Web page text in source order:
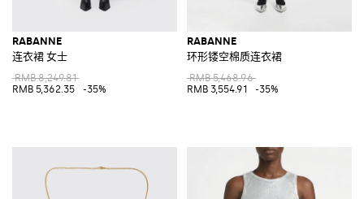
RABANNE
连衣裙 女士
RMB 8,249.81
RMB 5,362.35
-35%
RABANNE
环形镂空棉质连衣裙
RMB 5,468.96
RMB 3,554.91
-35%